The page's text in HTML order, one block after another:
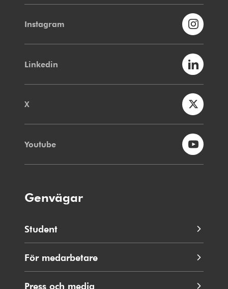
Instagram
Linkedin
X
Youtube
Genvägar
Student
För medarbetare
Press och media